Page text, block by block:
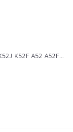
K52F A52 A52F...